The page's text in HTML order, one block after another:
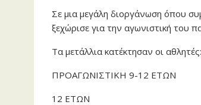
Σε μια μεγάλη διοργάνωση όπου
ξεχώρισε για την αγωνιστική του
Τα μετάλλια κατέκτησαν οι αθλητές:
ΠΡΟΑΓΩΝΙΣΤΙΚΗ 9-12 ΕΤΩΝ
12 ΕΤΩΝ